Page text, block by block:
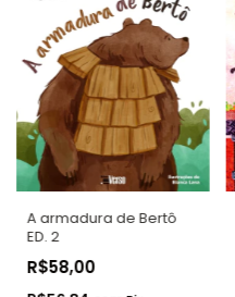
A armadura de Bertô
ED. 2
R$58,00